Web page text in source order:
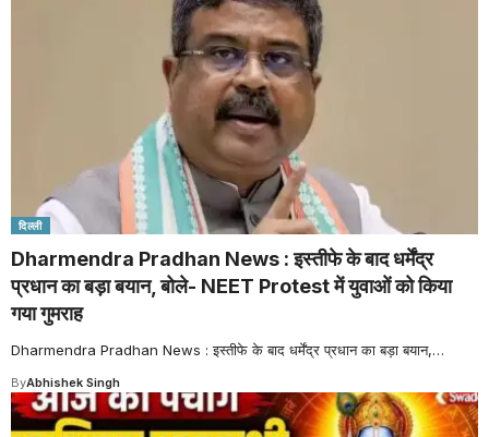
दिल्ली
Dharmendra Pradhan News : इस्तीफे के बाद धर्मेंद्र
प्रधान का बड़ा बयान, बोले- NEET Protest में युवाओं को किया
गया गुमराह
Dharmendra Pradhan News : इस्तीफे के बाद धर्मेंद्र प्रधान का बड़ा बयान,…
ByAbhishek Singh